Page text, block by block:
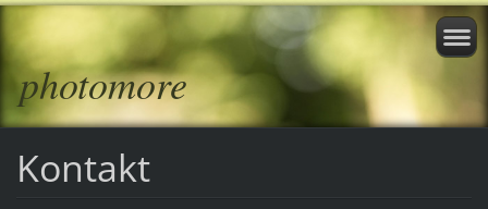
photomore
Kontakt